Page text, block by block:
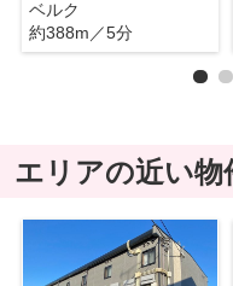
ベルク
約388m／5分
エリアの近い物